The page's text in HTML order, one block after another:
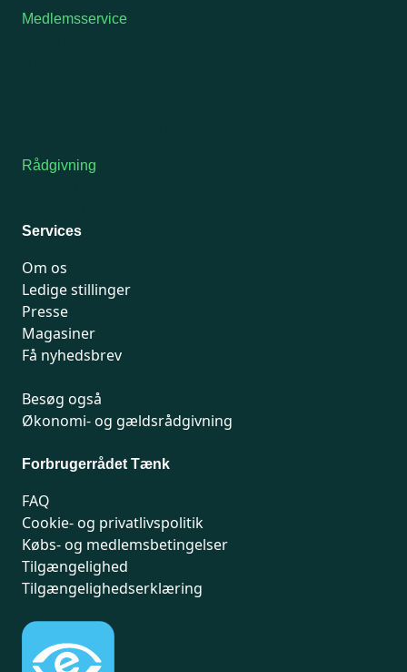
Medlemsservice
Rådgivning
Services
Om os
Ledige stillinger
Presse
Magasiner
Få nyhedsbrev
Besøg også
Økonomi- og gældsrådgivning
Forbrugerrådet Tænk
FAQ
Cookie- og privatlivspolitik
Købs- og medlemsbetingelser
Tilgængelighed
Tilgængelighedserklæring